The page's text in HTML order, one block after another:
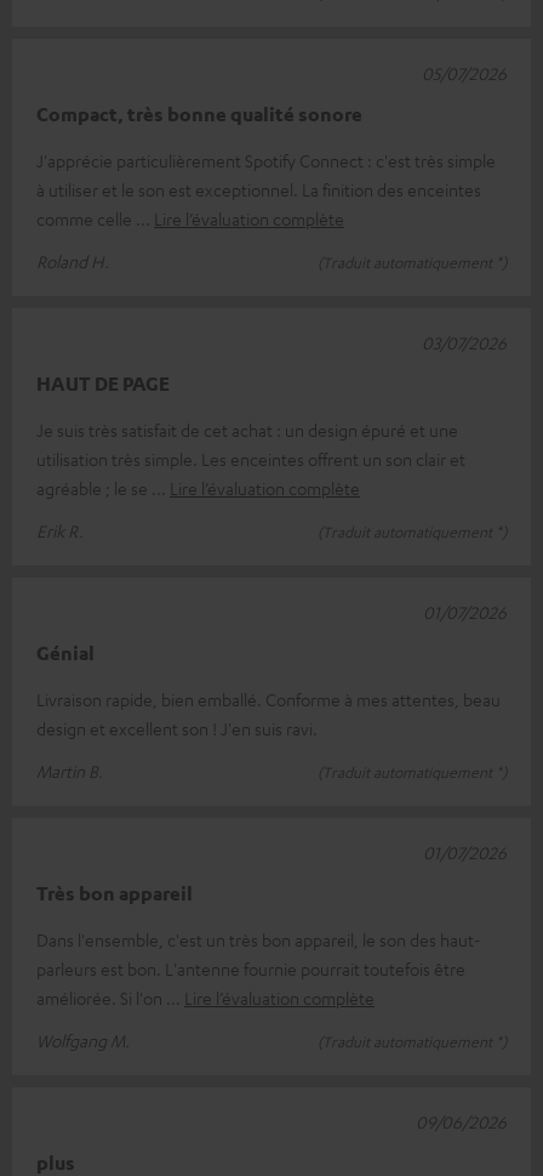
Compact, très bonne qualité sonore
J'apprécie particulièrement Spotify Connect : c'est très simple
à utiliser et le son est exceptionnel. La finition des enceintes
comme celle
Lire l’évaluation complète
Roland H.
(Traduit automatiquement *)
05/07/2026
HAUT DE PAGE
Je suis très satisfait de cet achat : un design épuré et une
utilisation très simple. Les enceintes offrent un son clair et
agréable ; le se
Lire l’évaluation complète
Erik R.
(Traduit automatiquement *)
03/07/2026
Génial
Livraison rapide, bien emballé. Conforme à mes attentes, beau
design et excellent son ! J'en suis ravi.
Martin B.
(Traduit automatiquement *)
01/07/2026
Très bon appareil
Dans l'ensemble, c'est un très bon appareil, le son des haut-
parleurs est bon. L'antenne fournie pourrait toutefois être
améliorée. Si l'on
Lire l’évaluation complète
Wolfgang M.
(Traduit automatiquement *)
01/07/2026
plus
09/06/2026